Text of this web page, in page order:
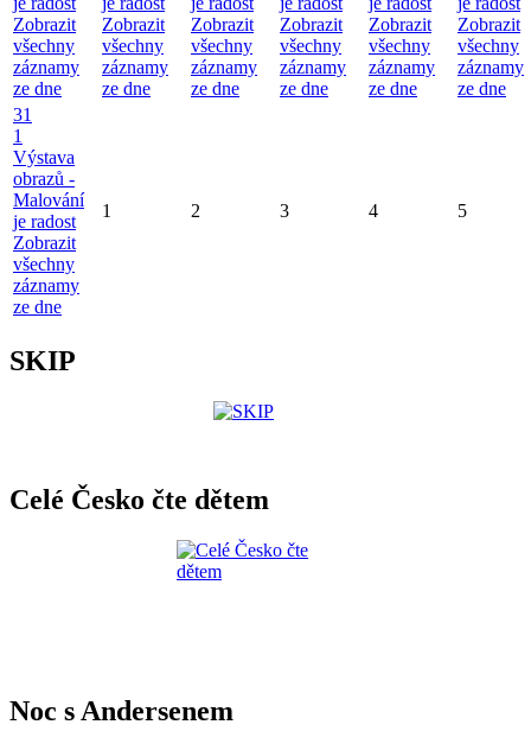
Zobrazit
všechny
záznamy
ze dne
Zobrazit
všechny
záznamy
ze dne
Zobrazit
všechny
záznamy
ze dne
Zobrazit
všechny
záznamy
ze dne
Zobrazit
všechny
záznamy
ze dne
Zobrazit
všechny
záznamy
ze dne
31
1
Výstava
obrazů -
Malování
je radost
Zobrazit
všechny
záznamy
ze dne
1 2 3 4 5
SKIP
Celé Česko čte dětem
Noc s Andersenem